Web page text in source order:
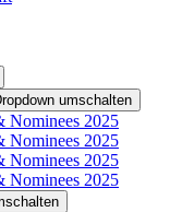
umschalten
Nominees 2025
Nominees 2025
Nominees 2025
Nominees 2025